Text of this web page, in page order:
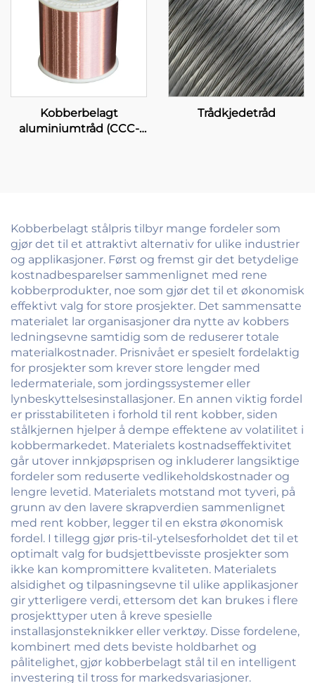
Kobberbelagt
aluminiumtråd (CCC-
Trådkjedetråd
Kobberbelagt stålpris tilbyr mange fordeler som
gjør det til et attraktivt alternativ for ulike industrier
og applikasjoner. Først og fremst gir det betydelige
kostnadbesparelser sammenlignet med rene
kobberprodukter, noe som gjør det til et økonomisk
effektivt valg for store prosjekter. Det sammensatte
materialet lar organisasjoner dra nytte av kobbers
ledningsevne samtidig som de reduserer totale
materialkostnader. Prisnivået er spesielt fordelaktig
for prosjekter som krever store lengder med
ledermateriale, som jordingssystemer eller
lynbeskyttelsesinstallasjoner. En annen viktig fordel
er prisstabiliteten i forhold til rent kobber, siden
stålkjernen hjelper å dempe effektene av volatilitet i
kobbermarkedet. Materialets kostnadseffektivitet
går utover innkjøpsprisen og inkluderer langsiktige
fordeler som reduserte vedlikeholdskostnader og
lengre levetid. Materialets motstand mot tyveri, på
grunn av den lavere skrapverdien sammenlignet
med rent kobber, legger til en ekstra økonomisk
fordel. I tillegg gjør pris-til-ytelsesforholdet det til et
optimalt valg for budsjettbevisste prosjekter som
ikke kan kompromittere kvaliteten. Materialets
alsidighet og tilpasningsevne til ulike applikasjoner
gir ytterligere verdi, ettersom det kan brukes i flere
prosjekttyper uten å kreve spesielle
installasjonsteknikker eller verktøy. Disse fordelene,
kombinert med dets beviste holdbarhet og
pålitelighet, gjør kobberbelagt stål til en intelligent
investering til tross for markedsvariasjoner.